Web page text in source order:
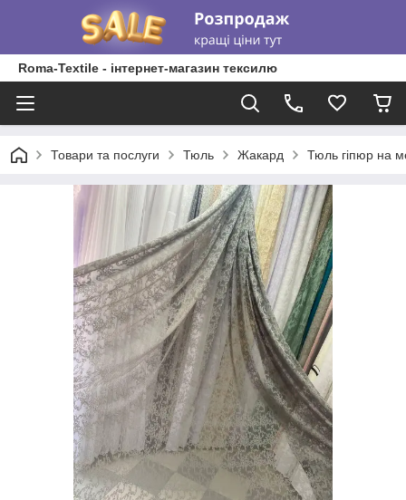
Roma-Textile - інтернет-магазин тексилю
Товари та послуги Тюль Жакард Тюль гіпюр на